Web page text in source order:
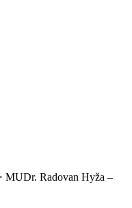
MUDr. Radovan Hyža –